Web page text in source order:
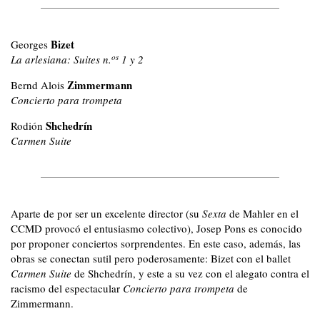
Georges Bizet
La arlesiana: Suites n.os 1 y 2
Bernd Alois Zimmermann
Concierto para trompeta
Rodión Shchedrín
Carmen Suite
Aparte de por ser un excelente director (su Sexta de Mahler en el
CCMD provocó el entusiasmo colectivo), Josep Pons es conocido
por proponer conciertos sorprendentes. En este caso, además, las
obras se conectan sutil pero poderosamente: Bizet con el ballet
Carmen Suite de Shchedrín, y este a su vez con el alegato contra el
racismo del espectacular Concierto para trompeta de
Zimmermann.